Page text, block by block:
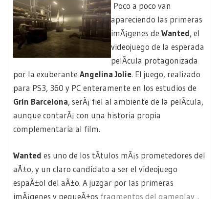
Poco a poco van
apareciendo las primeras
imÃ¡genes de Wanted, el
videojuego de la esperada
pelÃ­cula protagonizada
por la exuberante Angelina Jolie. El juego, realizado
para PS3, 360 y PC enteramente en los estudios de
Grin Barcelona, serÃ¡ fiel al ambiente de la pelÃ­cula,
aunque contarÃ¡ con una historia propia
complementaria al film.
Wanted es uno de los tÃ­tulos mÃ¡s prometedores del
aÃ±o, y un claro candidato a ser el videojuego
espaÃ±ol del aÃ±o. A juzgar por las primeras
imÃ¡genes y pequeÃ±os fragmentos del gameplay ,